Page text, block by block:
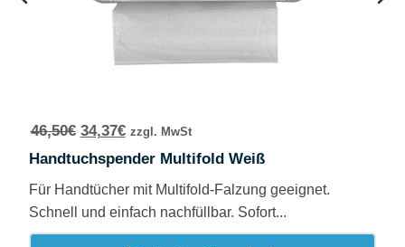
46,50€ 34,37€ zzgl. MwSt
Handtuchspender Multifold Weiß
Für Handtücher mit Multifold-Falzung geeignet.
Schnell und einfach nachfüllbar. Sofort...